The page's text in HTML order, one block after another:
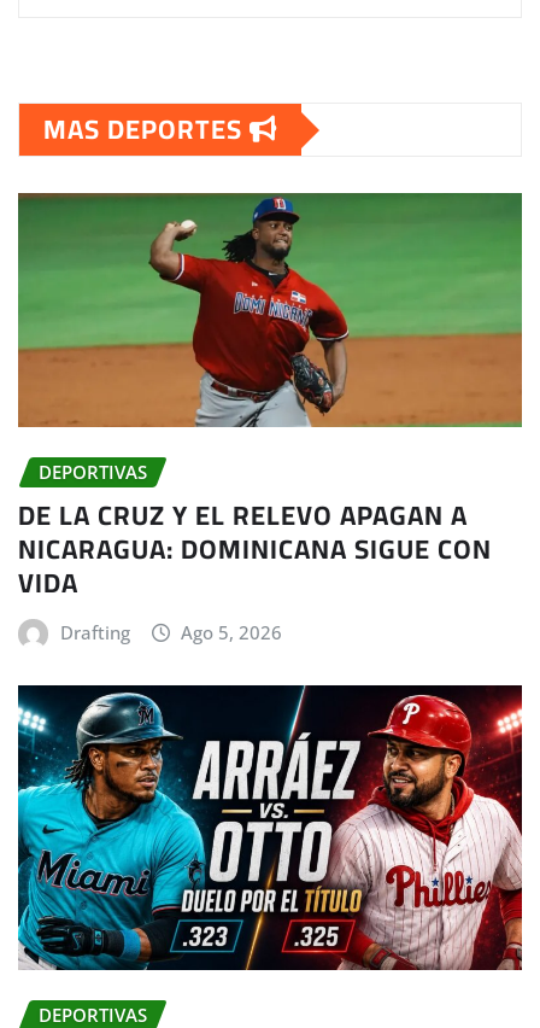
MAS DEPORTES
DEPORTIVAS
DE LA CRUZ Y EL RELEVO APAGAN A
NICARAGUA: DOMINICANA SIGUE CON
VIDA
Drafting Ago 5, 2026
DEPORTIVAS